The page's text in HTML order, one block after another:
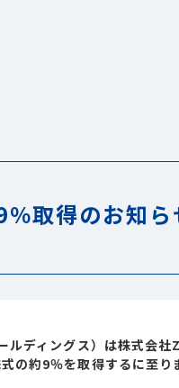
取得のお知ら
ルディングス）は株式会
の約9％を取得するに至り